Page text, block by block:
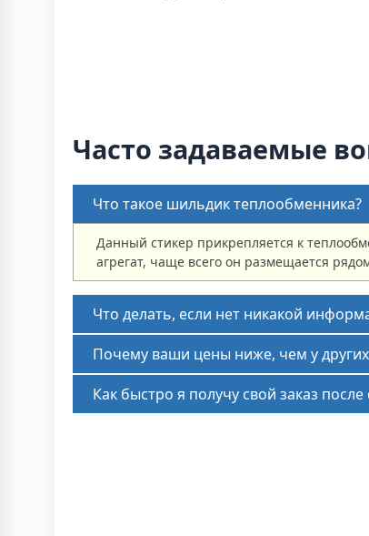
Часто задаваемые
Что такое шильдик теплообменника?
Данный стикер прикрепляется к
агрегат, чаще всего он размещается
Что делать, если нет никакой
Почему ваши цены ниже, чем у
Как быстро я получу свой заказ